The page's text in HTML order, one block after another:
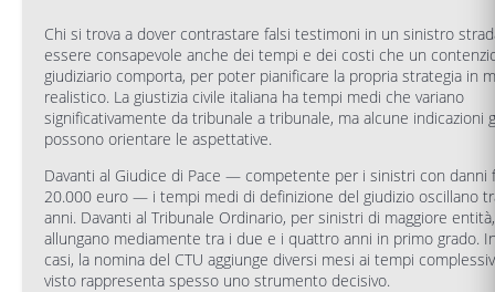
Chi si trova a dover contrastare falsi testimoni in un sinistro
essere consapevole anche dei tempi e dei costi che un
giudiziario comporta, per poter pianificare la propria strategia in
realistico. La giustizia civile italiana ha tempi medi che variano
significativamente da tribunale a tribunale, ma alcune indicazioni
possono orientare le aspettative.
Davanti al Giudice di Pace — competente per i sinistri con danni
20.000 euro — i tempi medi di definizione del giudizio oscillano
anni. Davanti al Tribunale Ordinario, per sinistri di maggiore
allungano mediamente tra i due e i quattro anni in primo grado.
casi, la nomina del CTU aggiunge diversi mesi ai tempi
visto rappresenta spesso uno strumento decisivo.